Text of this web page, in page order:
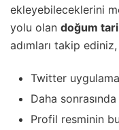
ekleyebileceklerini
yolu olan doğum
adımları takip ediniz,
Twitter
Daha
Profil resminin